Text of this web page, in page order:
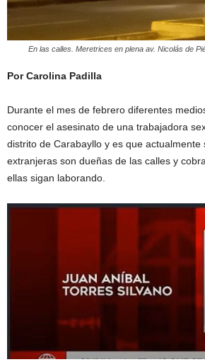
En las calles. Meretrices en plena av. Nicolás de
Por Carolina Padilla
Durante el mes de febrero diferentes
conocer el asesinato de una trabajadora
distrito de Carabayllo y es que actualmente
extranjeras son dueñas de las calles y
ellas sigan laborando.